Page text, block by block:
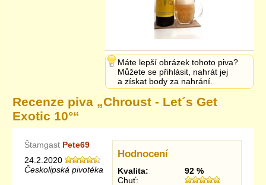
Máte lepší obrázek tohoto piva?
Můžete se přihlásit, nahrát jej
a získat body za nahrání.
Recenze piva „Chroust - Let´s Get
Exotic 10°“
Hodnocení
Kvalita:
92 %
Chuť:
Štamgast Pete69
24.2.2020
Českolipská pivotéka